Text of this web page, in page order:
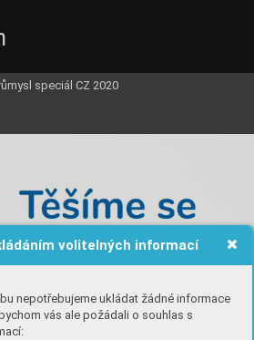
volitelných informací
nepotřebujeme ukládat žádné informace
vás ale požádali o souhlas s
speciál CZ 2020